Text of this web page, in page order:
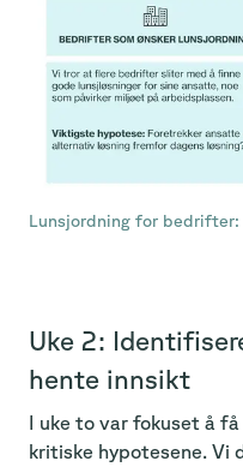
Lunsjordning for
Uke 2:
hente innsikt
I uke to var fokuset å
kritiske hypotesene. Vi